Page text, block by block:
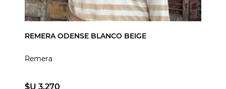
REMERA ODENSE BLANCO BEIGE
Remera
$U 3.270